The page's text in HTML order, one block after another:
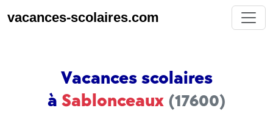
vacances-scolaires.com
Vacances scolaires
à Sablonceaux (17600)